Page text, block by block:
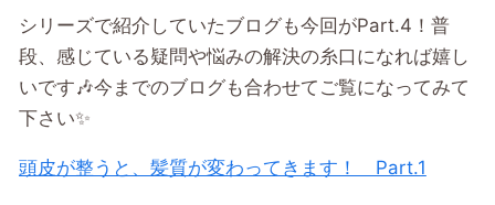
シリーズで紹介していたブログも今回がPart.4！普
段、感じている疑問や悩みの解決の糸口になれば嬉し
いです🎶今までのブログも合わせてご覧になってみて
下さい✨
頭皮が整うと、髪質が変わってきます！ Part.1